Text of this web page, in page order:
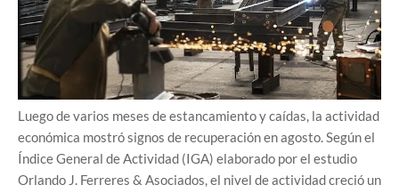
Luego de varios meses de estancamiento y caídas, la actividad
económica mostró signos de recuperación en agosto. Según el
Índice General de Actividad (IGA) elaborado por el estudio
Orlando J. Ferreres & Asociados, el nivel de actividad creció un